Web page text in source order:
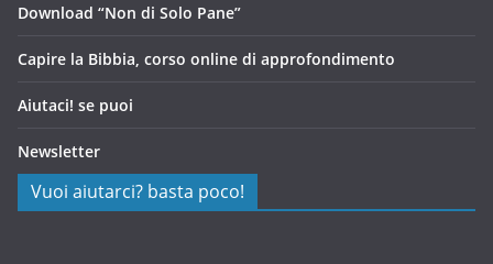
Download “Non di Solo Pane”
Capire la Bibbia, corso online di approfondimento
Aiutaci! se puoi
Newsletter
Vuoi aiutarci? basta poco!